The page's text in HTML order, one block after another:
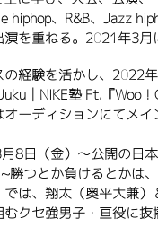
hiphop、R&B、Jazz
を重ねる。2021年3月
経験を活かし、2022
塾 Ft.『Woo
ーディションにてメイ
8日（金）～公開の日
勝つとか負けるとかは
では、翔太（奥平大兼
クセ強男子・亘役に抜